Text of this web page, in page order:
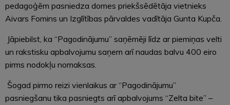
pedagoģēm pasniedza domes priekšsēdētāja vietnieks
Aivars Fomins un Izglītības pārvaldes vadītāja Gunta Kupča.
Jāpiebilst, ka “Pagodinājumu” saņēmēji līdz ar piemiņas velti
un rakstisku apbalvojumu saņem arī naudas balvu 400 eiro
pirms nodokļu nomaksas.
Šogad pirmo reizi vienlaikus ar “Pagodinājumu”
pasniegšanu tika pasniegts arī apbalvojums “Zelta bite” –